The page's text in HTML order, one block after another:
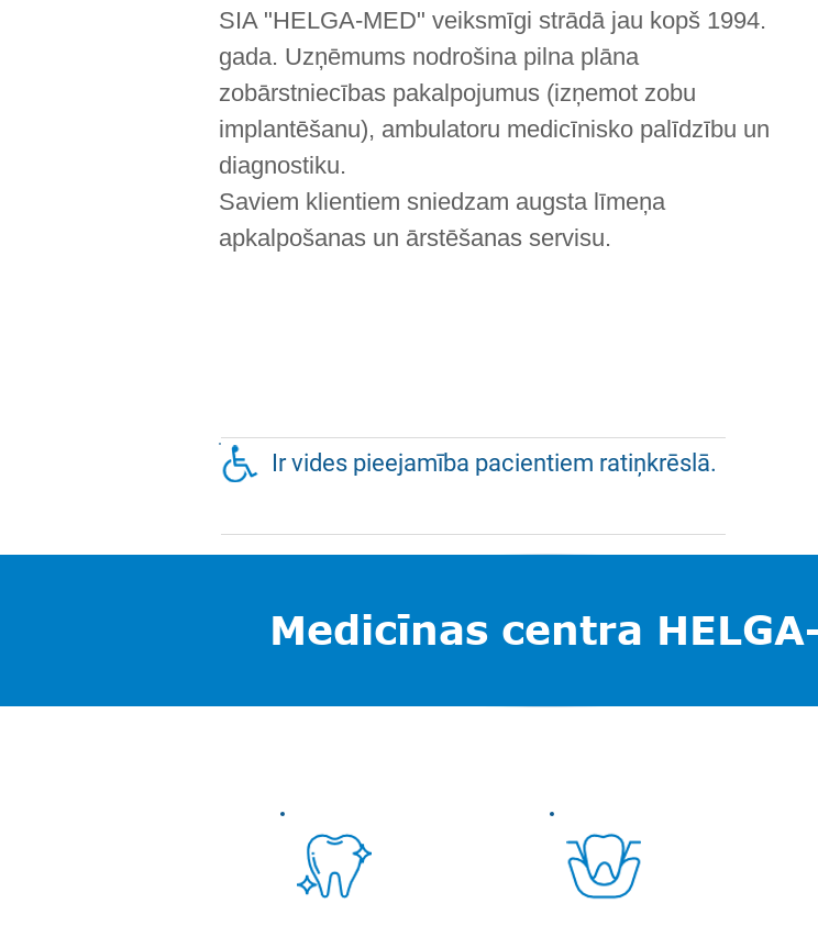
SIA "HELGA-MED" veiksmīgi strādā jau kopš 1994.
gada. Uzņēmums nodrošina pilna plāna
zobārstniecības pakalpojumus (izņemot zobu
implantēšanu), ambulatoru medicīnisko palīdzību un
diagnostiku.
Saviem klientiem sniedzam augsta līmeņa
apkalpošanas un ārstēšanas servisu.
Ir vides pieejamība pacientiem ratiņkrēslā.
Medicīnas centra